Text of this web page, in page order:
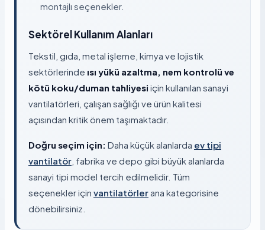
montajlı seçenekler.
Sektörel Kullanım Alanları
Tekstil, gıda, metal işleme, kimya ve lojistik
sektörlerinde ısı yükü azaltma, nem kontrolü ve
kötü koku/duman tahliyesi için kullanılan sanayi
vantilatörleri, çalışan sağlığı ve ürün kalitesi
açısından kritik önem taşımaktadır.
Doğru seçim için: Daha küçük alanlarda ev tipi
vantilatör , fabrika ve depo gibi büyük alanlarda
sanayi tipi model tercih edilmelidir. Tüm
seçenekler için vantilatörler ana kategorisine
dönebilirsiniz.